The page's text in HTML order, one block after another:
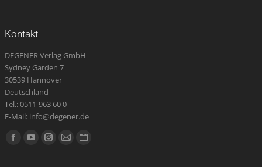
Kontakt
DEGENER Verlag GmbH
Sydney Garden 7
30539 Hannover
Deutschland
Tel.: 0511-963 60 0
E-Mail: info@degener.de
Finden Sie uns auf:
Facebook
YouTubeInstagram
E-
Website